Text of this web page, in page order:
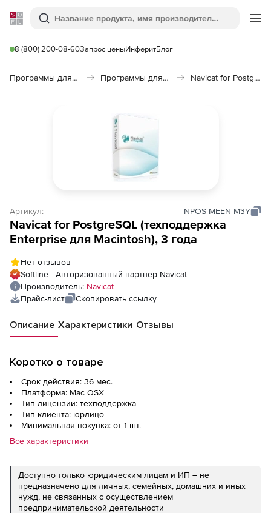
Softline
Поиск
8 (800) 200-08-60Запрос ценыИнферитБлог
Программы для программирования Программы для работы с базами данных Navicat for PostgreSQL
Артикул: NPOS-MEEN-M3Y
Navicat for PostgreSQL (техподдержка
Enterprise для Macintosh), 3 года
Нет отзывов
Softline - Авторизованный партнер Navicat
Производитель: Navicat
Прайс-лист
Скопировать ссылку
Описание Характеристики Отзывы
Коротко о товаре
Срок действия: 36 мес.
Платформа: Mac OSX
Тип лицензии: техподдержка
Тип клиента: юрлицо
Минимальная покупка: от 1 шт.
Все характеристики
Доступно только юридическим лицам и ИП – не
предназначено для личных, семейных, домашних и иных
нужд, не связанных с осуществлением
предпринимательской деятельности